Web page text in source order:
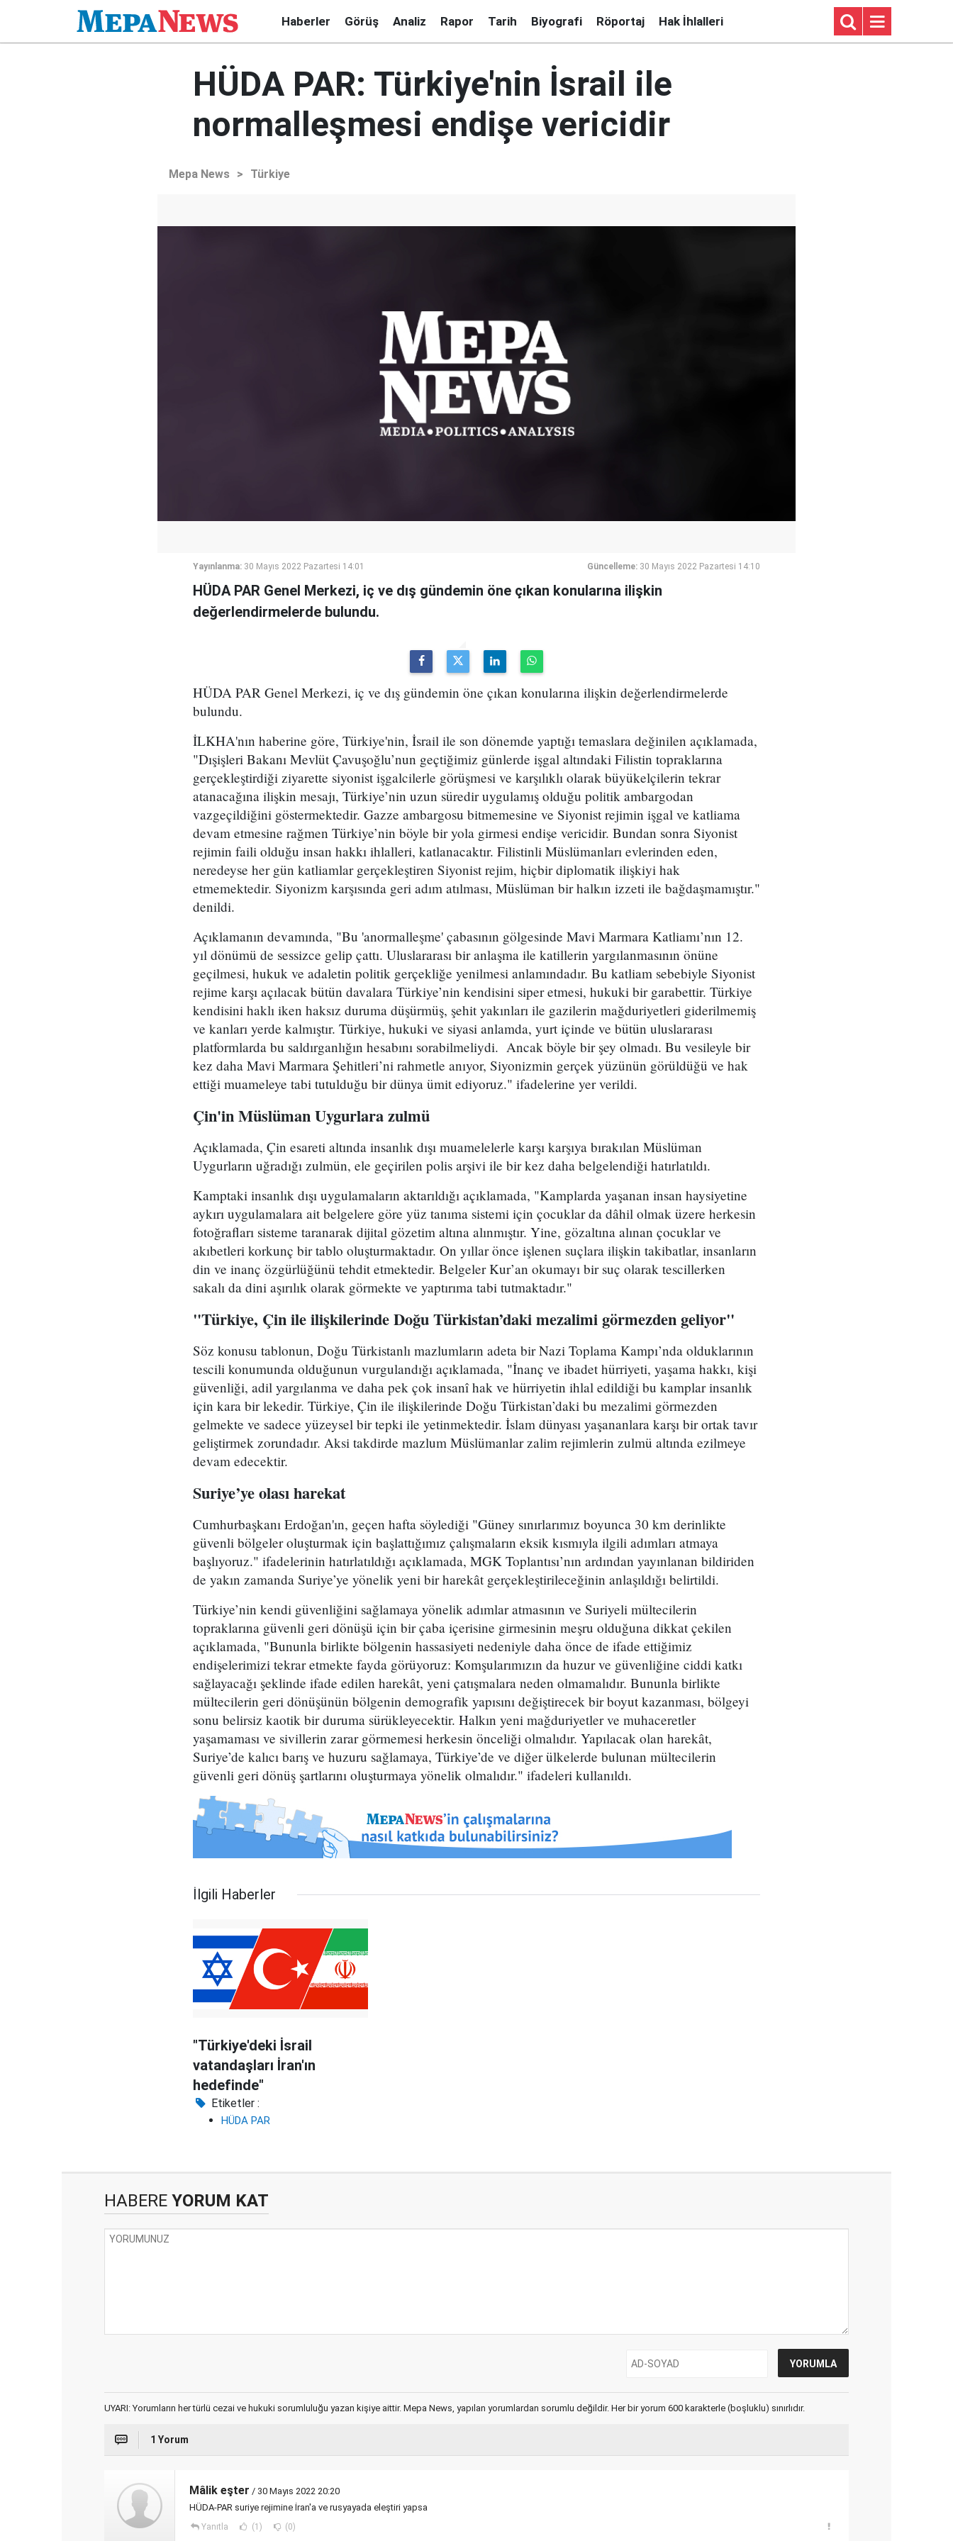
Haberler Görüş Analiz Rapor Tarih Biyografi Röportaj Hak İhlalleri
HÜDA PAR: Türkiye'nin İsrail ile
normalleşmesi endişe vericidir
Mepa News > Türkiye
Yayınlanma: 30 Mayıs 2022 Pazartesi 14:01 Güncelleme: 30 Mayıs 2022 Pazartesi 14:10
HÜDA PAR Genel Merkezi, iç ve dış gündemin öne çıkan konularına ilişkin
değerlendirmelerde bulundu.
HÜDA PAR Genel Merkezi, iç ve dış gündemin öne çıkan konularına ilişkin değerlendirmelerde
bulundu.
İLKHA'nın haberine göre, Türkiye'nin, İsrail ile son dönemde yaptığı temaslara değinilen açıklamada,
"Dışişleri Bakanı Mevlüt Çavuşoğlu’nun geçtiğimiz günlerde işgal altındaki Filistin topraklarına
gerçekleştirdiği ziyarette siyonist işgalcilerle görüşmesi ve karşılıklı olarak büyükelçilerin tekrar
atanacağına ilişkin mesajı, Türkiye’nin uzun süredir uygulamış olduğu politik ambargodan
vazgeçildiğini göstermektedir. Gazze ambargosu bitmemesine ve Siyonist rejimin işgal ve katliama
devam etmesine rağmen Türkiye’nin böyle bir yola girmesi endişe vericidir. Bundan sonra Siyonist
rejimin faili olduğu insan hakkı ihlalleri, katlanacaktır. Filistinli Müslümanları evlerinden eden,
neredeyse her gün katliamlar gerçekleştiren Siyonist rejim, hiçbir diplomatik ilişkiyi hak
etmemektedir. Siyonizm karşısında geri adım atılması, Müslüman bir halkın izzeti ile bağdaşmamıştır."
denildi.
Açıklamanın devamında, "Bu 'anormalleşme' çabasının gölgesinde Mavi Marmara Katliamı’nın 12.
yıl dönümü de sessizce gelip çattı. Uluslararası bir anlaşma ile katillerin yargılanmasının önüne
geçilmesi, hukuk ve adaletin politik gerçekliğe yenilmesi anlamındadır. Bu katliam sebebiyle Siyonist
rejime karşı açılacak bütün davalara Türkiye’nin kendisini siper etmesi, hukuki bir garabettir. Türkiye
kendisini haklı iken haksız duruma düşürmüş, şehit yakınları ile gazilerin mağduriyetleri giderilmemiş
ve kanları yerde kalmıştır. Türkiye, hukuki ve siyasi anlamda, yurt içinde ve bütün uluslararası
platformlarda bu saldırganlığın hesabını sorabilmeliydi. Ancak böyle bir şey olmadı. Bu vesileyle bir
kez daha Mavi Marmara Şehitleri’ni rahmetle anıyor, Siyonizmin gerçek yüzünün görüldüğü ve hak
ettiği muameleye tabi tutulduğu bir dünya ümit ediyoruz." ifadelerine yer verildi.
Çin'in Müslüman Uygurlara zulmü
Açıklamada, Çin esareti altında insanlık dışı muamelelerle karşı karşıya bırakılan Müslüman
Uygurların uğradığı zulmün, ele geçirilen polis arşivi ile bir kez daha belgelendiği hatırlatıldı.
Kamptaki insanlık dışı uygulamaların aktarıldığı açıklamada, "Kamplarda yaşanan insan haysiyetine
aykırı uygulamalara ait belgelere göre yüz tanıma sistemi için çocuklar da dâhil olmak üzere herkesin
fotoğrafları sisteme taranarak dijital gözetim altına alınmıştır. Yine, gözaltına alınan çocuklar ve
akıbetleri korkunç bir tablo oluşturmaktadır. On yıllar önce işlenen suçlara ilişkin takibatlar, insanların
din ve inanç özgürlüğünü tehdit etmektedir. Belgeler Kur’an okumayı bir suç olarak tescillerken
sakalı da dini aşırılık olarak görmekte ve yaptırıma tabi tutmaktadır."
"Türkiye, Çin ile ilişkilerinde Doğu Türkistan’daki mezalimi görmezden geliyor"
Söz konusu tablonun, Doğu Türkistanlı mazlumların adeta bir Nazi Toplama Kampı’nda olduklarının
tescili konumunda olduğunun vurgulandığı açıklamada, "İnanç ve ibadet hürriyeti, yaşama hakkı, kişi
güvenliği, adil yargılanma ve daha pek çok insanî hak ve hürriyetin ihlal edildiği bu kamplar insanlık
için kara bir lekedir. Türkiye, Çin ile ilişkilerinde Doğu Türkistan’daki bu mezalimi görmezden
gelmekte ve sadece yüzeysel bir tepki ile yetinmektedir. İslam dünyası yaşananlara karşı bir ortak tavır
geliştirmek zorundadır. Aksi takdirde mazlum Müslümanlar zalim rejimlerin zulmü altında ezilmeye
devam edecektir.
Suriye’ye olası harekat
Cumhurbaşkanı Erdoğan'ın, geçen hafta söylediği "Güney sınırlarımız boyunca 30 km derinlikte
güvenli bölgeler oluşturmak için başlattığımız çalışmaların eksik kısmıyla ilgili adımları atmaya
başlıyoruz." ifadelerinin hatırlatıldığı açıklamada, MGK Toplantısı’nın ardından yayınlanan bildiriden
de yakın zamanda Suriye’ye yönelik yeni bir harekât gerçekleştirileceğinin anlaşıldığı belirtildi.
Türkiye’nin kendi güvenliğini sağlamaya yönelik adımlar atmasının ve Suriyeli mültecilerin
topraklarına güvenli geri dönüşü için bir çaba içerisine girmesinin meşru olduğuna dikkat çekilen
açıklamada, "Bununla birlikte bölgenin hassasiyeti nedeniyle daha önce de ifade ettiğimiz
endişelerimizi tekrar etmekte fayda görüyoruz: Komşularımızın da huzur ve güvenliğine ciddi katkı
sağlayacağı şeklinde ifade edilen harekât, yeni çatışmalara neden olmamalıdır. Bununla birlikte
mültecilerin geri dönüşünün bölgenin demografik yapısını değiştirecek bir boyut kazanması, bölgeyi
sonu belirsiz kaotik bir duruma sürükleyecektir. Halkın yeni mağduriyetler ve muhaceretler
yaşamaması ve sivillerin zarar görmemesi herkesin önceliği olmalıdır. Yapılacak olan harekât,
Suriye’de kalıcı barış ve huzuru sağlamaya, Türkiye’de ve diğer ülkelerde bulunan mültecilerin
güvenli geri dönüş şartlarını oluşturmaya yönelik olmalıdır." ifadeleri kullanıldı.
İlgili Haberler
"Türkiye'deki İsrail
vatandaşları İran'ın
hedefinde"
Etiketler :
HÜDA PAR
HABERE YORUM KAT
UYARI: Yorumların her türlü cezai ve hukuki sorumluluğu yazan kişiye aittir. Mepa News, yapılan yorumlardan sorumlu değildir. Her bir yorum 600 karakterle (boşluklu) sınırlıdır.
1 Yorum
Mâlik eşter / 30 Mayıs 2022 20:20
HÜDA-PAR suriye rejimine İran'a ve rusyayada eleştiri yapsa
Yanıtla (1) (0)